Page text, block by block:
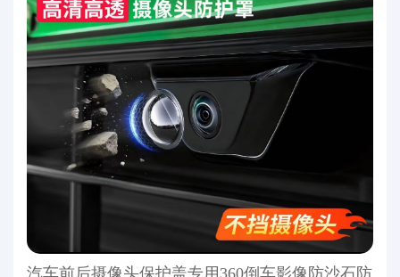
汽车前后摄像头保护盖专用360倒车影像防沙石防